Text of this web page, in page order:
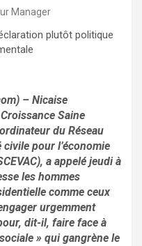
Manager
plutôt politique
– Nicaise
Saine
du Réseau
pour l’économie
a appelé jeudi à
les hommes
comme ceux
urgemment
dit-il, faire face à
» qui gangrène le